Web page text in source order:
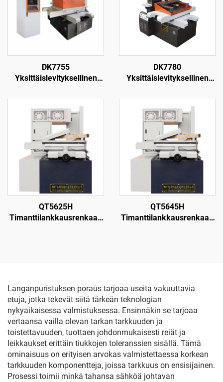
DK7755
Yksittäislevityksellinen
DK7780
Yksittäislevityksellinen
QT5625H
Timanttilankkausrenkaan
QT5645H
Timanttilankkausrenkaan
Langanpuristuksen poraus tarjoaa useita vakuuttavia
etuja, jotka tekevät siitä tärkeän teknologian
nykyaikaisessa valmistuksessa. Ensinnäkin se tarjoaa
vertaansa vailla olevan tarkan tarkkuuden ja
toistettavuuden, tuottaen johdonmukaisesti reiät ja
leikkaukset erittäin tiukkojen toleranssien sisällä. Tämä
ominaisuus on erityisen arvokas valmistettaessa korkean
tarkkuuden komponentteja, joissa tarkkuus on ensisijainen.
Prosessi toimii minkä tahansa sähköä johtavan